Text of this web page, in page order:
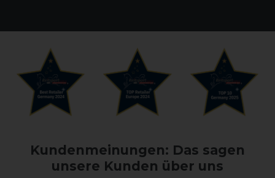
Kundenmeinungen: Das sagen
unsere Kunden über uns